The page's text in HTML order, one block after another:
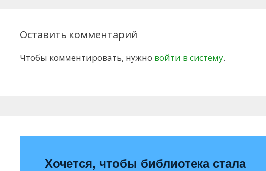
Оставить комментарий
Чтобы комментировать, нужно войти в систему.
Хочется, чтобы библиотека стала